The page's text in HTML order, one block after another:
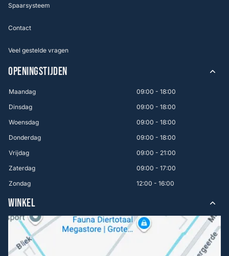
Spaarsysteem
Contact
Veel gestelde vragen
OPENINGSTIJDEN
Maandag
09:00 - 18:00
Dinsdag
09:00 - 18:00
Woensdag
09:00 - 18:00
Donderdag
09:00 - 18:00
Vrijdag
09:00 - 21:00
Zaterdag
09:00 - 17:00
Zondag
12:00 - 16:00
WINKEL